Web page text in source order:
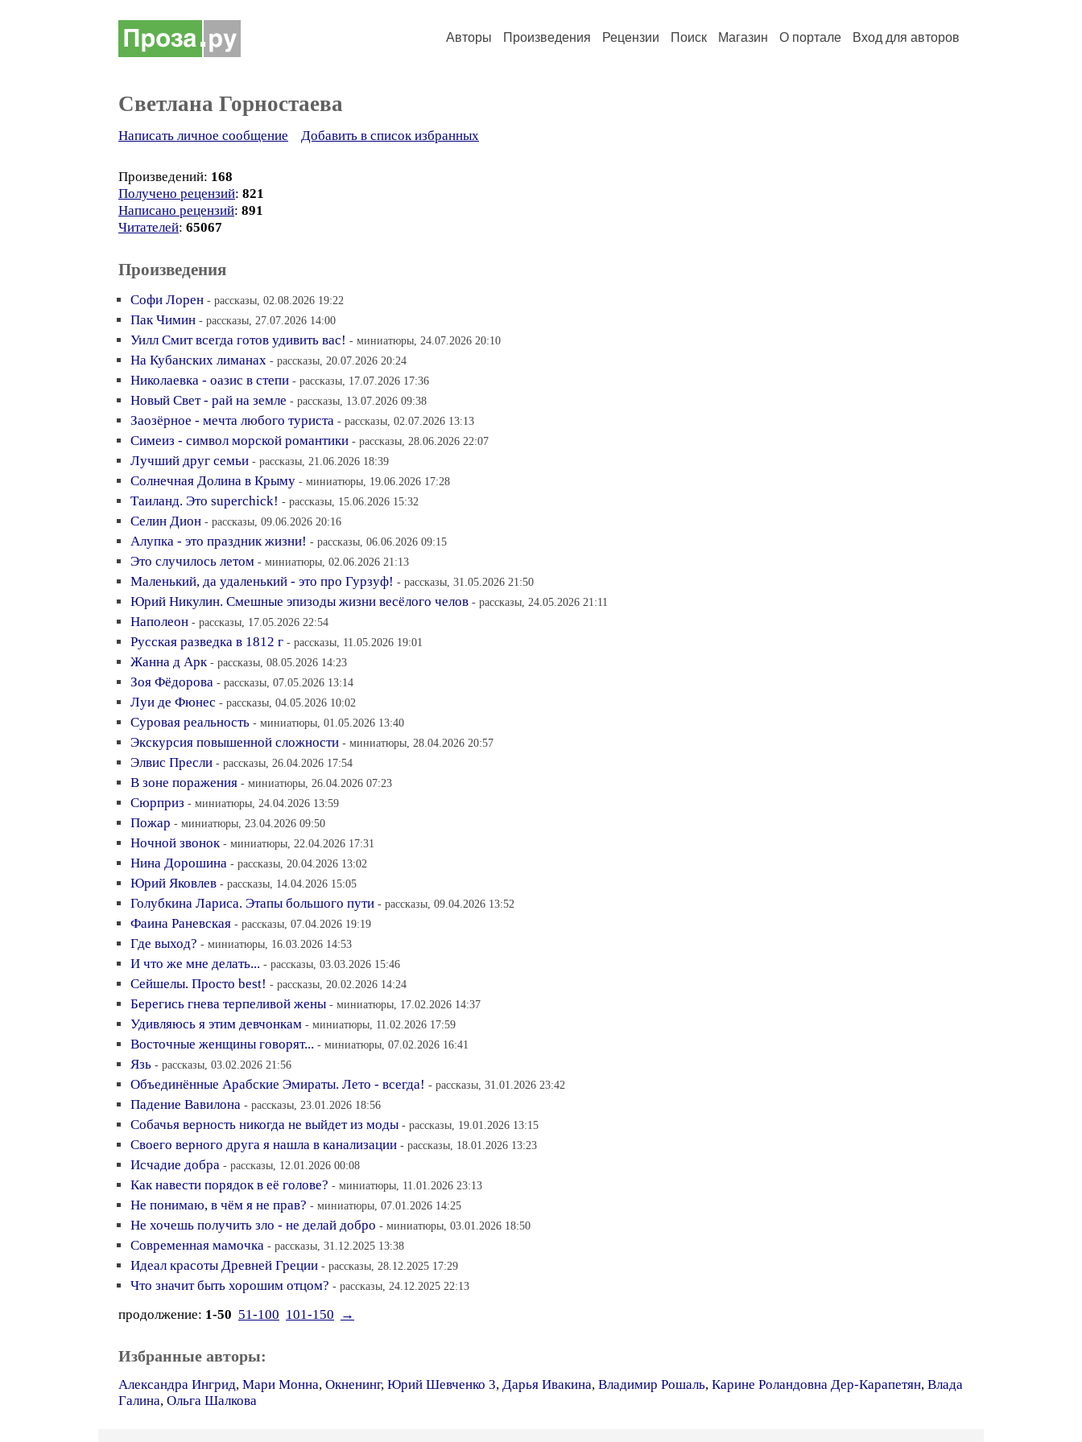
Авторы Произведения Рецензии Поиск Магазин О портале Вход для авторов
Светлана Горностаева
Написать личное сообщение Добавить в список избранных
Произведений: 168
Получено рецензий: 821
Написано рецензий: 891
Читателей: 65067
Произведения
Софи Лорен - рассказы, 02.08.2026 19:22
Пак Чимин - рассказы, 27.07.2026 14:00
Уилл Смит всегда готов удивить вас! - миниатюры, 24.07.2026 20:10
На Кубанских лиманах - рассказы, 20.07.2026 20:24
Николаевка - оазис в степи - рассказы, 17.07.2026 17:36
Новый Свет - рай на земле - рассказы, 13.07.2026 09:38
Заозёрное - мечта любого туриста - рассказы, 02.07.2026 13:13
Симеиз - символ морской романтики - рассказы, 28.06.2026 22:07
Лучший друг семьи - рассказы, 21.06.2026 18:39
Солнечная Долина в Крыму - миниатюры, 19.06.2026 17:28
Таиланд. Это superchick! - рассказы, 15.06.2026 15:32
Селин Дион - рассказы, 09.06.2026 20:16
Алупка - это праздник жизни! - рассказы, 06.06.2026 09:15
Это случилось летом - миниатюры, 02.06.2026 21:13
Маленький, да удаленький - это про Гурзуф! - рассказы, 31.05.2026 21:50
Юрий Никулин. Смешные эпизоды жизни весёлого челов - рассказы, 24.05.2026 21:11
Наполеон - рассказы, 17.05.2026 22:54
Русская разведка в 1812 г - рассказы, 11.05.2026 19:01
Жанна д Арк - рассказы, 08.05.2026 14:23
Зоя Фёдорова - рассказы, 07.05.2026 13:14
Луи де Фюнес - рассказы, 04.05.2026 10:02
Суровая реальность - миниатюры, 01.05.2026 13:40
Экскурсия повышенной сложности - миниатюры, 28.04.2026 20:57
Элвис Пресли - рассказы, 26.04.2026 17:54
В зоне поражения - миниатюры, 26.04.2026 07:23
Сюрприз - миниатюры, 24.04.2026 13:59
Пожар - миниатюры, 23.04.2026 09:50
Ночной звонок - миниатюры, 22.04.2026 17:31
Нина Дорошина - рассказы, 20.04.2026 13:02
Юрий Яковлев - рассказы, 14.04.2026 15:05
Голубкина Лариса. Этапы большого пути - рассказы, 09.04.2026 13:52
Фаина Раневская - рассказы, 07.04.2026 19:19
Где выход? - миниатюры, 16.03.2026 14:53
И что же мне делать... - рассказы, 03.03.2026 15:46
Сейшелы. Просто best! - рассказы, 20.02.2026 14:24
Берегись гнева терпеливой жены - миниатюры, 17.02.2026 14:37
Удивляюсь я этим девчонкам - миниатюры, 11.02.2026 17:59
Восточные женщины говорят... - миниатюры, 07.02.2026 16:41
Язь - рассказы, 03.02.2026 21:56
Объединённые Арабские Эмираты. Лето - всегда! - рассказы, 31.01.2026 23:42
Падение Вавилона - рассказы, 23.01.2026 18:56
Собачья верность никогда не выйдет из моды - рассказы, 19.01.2026 13:15
Своего верного друга я нашла в канализации - рассказы, 18.01.2026 13:23
Исчадие добра - рассказы, 12.01.2026 00:08
Как навести порядок в её голове? - миниатюры, 11.01.2026 23:13
Не понимаю, в чём я не прав? - миниатюры, 07.01.2026 14:25
Не хочешь получить зло - не делай добро - миниатюры, 03.01.2026 18:50
Современная мамочка - рассказы, 31.12.2025 13:38
Идеал красоты Древней Греции - рассказы, 28.12.2025 17:29
Что значит быть хорошим отцом? - рассказы, 24.12.2025 22:13
продолжение: 1-50 51-100 101-150 →
Избранные авторы:
Александра Ингрид, Мари Монна, Окненинг, Юрий Шевченко 3, Дарья Ивакина, Владимир Рошаль, Карине Роландовна Дер-Карапетян, Влада
Галина, Ольга Шалкова